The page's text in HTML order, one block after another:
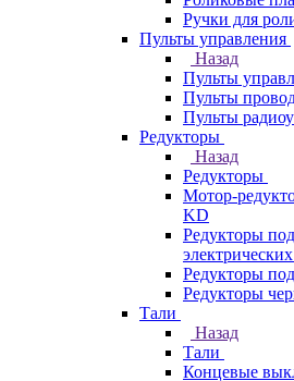
Ручки для
Пульты управления
Назад
Пульты
Пульты
Пульты
Редукторы
Назад
Редукторы
Мотор-
KD
Редукторы
Редукторы
Редукторы
Тали
Назад
Тали
Концевые